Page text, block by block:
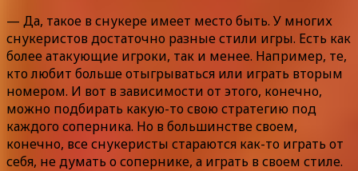
— Да, такое в снукере имеет место быть. У многих
снукеристов достаточно разные стили игры. Есть как
более атакующие игроки, так и менее. Например, те,
кто любит больше отыгрываться или играть вторым
номером. И вот в зависимости от этого, конечно,
можно подбирать какую-то свою стратегию под
каждого соперника. Но в большинстве своем,
конечно, все снукеристы стараются как-то играть от
себя, не думать о сопернике, а играть в своем стиле.